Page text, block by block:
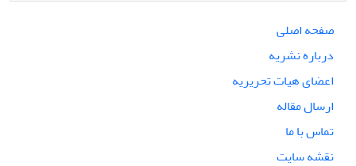
صفحه اصلی
درباره نشریه
اعضای هیات تحریریه
ارسال مقاله
تماس با ما
نقشه سایت